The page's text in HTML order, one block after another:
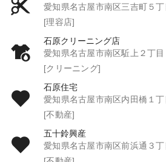
愛知県名古屋市南区三吉町５丁
[理容店]
石原クリーニング店
愛知県名古屋市南区駈上２丁目
[クリーニング]
石原住宅
愛知県名古屋市南区内田橋１丁
[不動産]
五十鈴興産
愛知県名古屋市南区前浜通３丁